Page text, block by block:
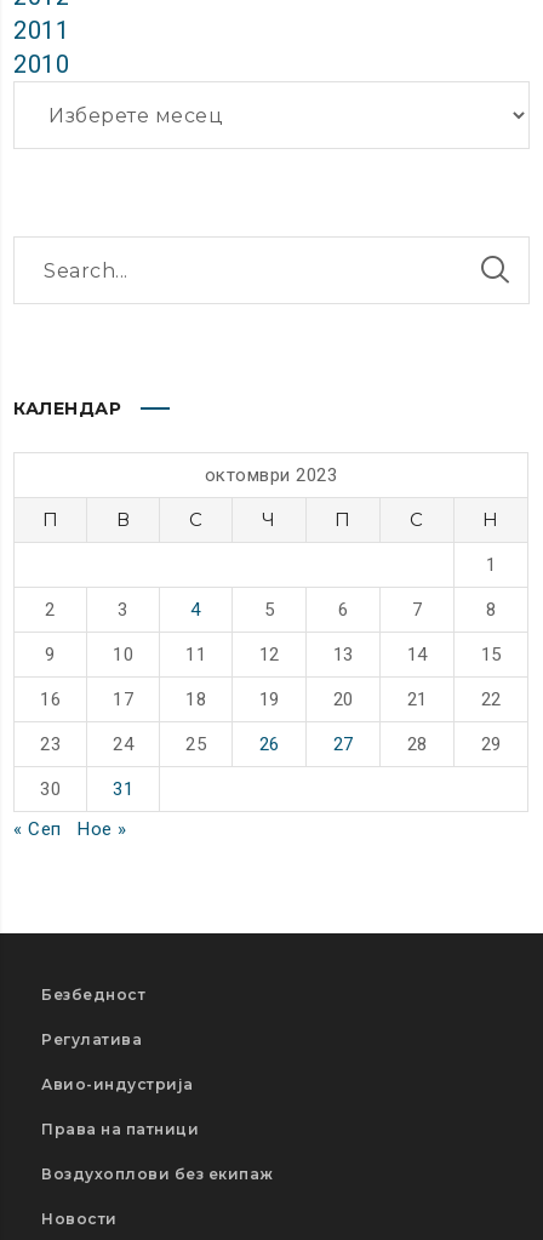
2011
2010
КАЛЕНДАР
октомври 2023
П В С Ч П С Н
1
2 3 4 5 6 7 8
9 10 11 12 13 14 15
16 17 18 19 20 21 22
23 24 25 26 27 28 29
30
31
« Сеп
Ное »
Безбедност
Регулатива
Авио-индустрија
Права на патници
Воздухоплови без екипаж
Новости